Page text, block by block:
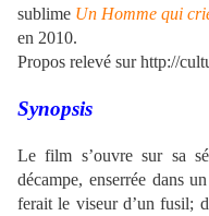
sublime Un Homme qui
en 2010.
Propos relevé sur http://
Synopsis
Le film s’ouvre sur sa
décampe, enserrée dans
ferait le viseur d’un fusil;